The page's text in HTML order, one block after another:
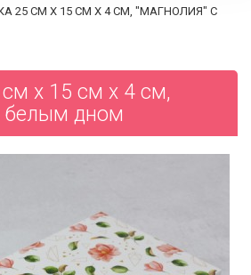
25 СМ Х 15 СМ Х 4 СМ, "МАГНОЛИЯ" С
х 15 см х 4 см,
белым дном